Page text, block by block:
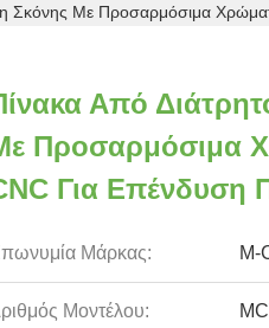
Σκόνης Με Προσαρμόσιμα
Από
Προσαρμόσιμα
Για
Μάρκας: M-
Μοντέλου: